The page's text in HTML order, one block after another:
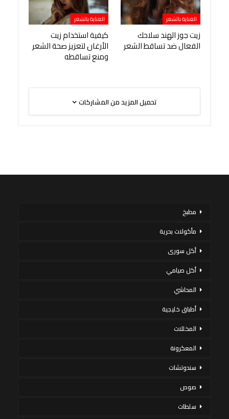
العناية بالشعر
زيت جوز الهند سلاحك
الفعال ضد تساقط الشعر
العناية بالشعر
كيفية استخدام زيت
الأرغان لتعزيز صحة الشعر
ومنع تساقطه
تحميل المزيد من المشاركات
مطبخ
مأكولات بحرية
أكل سورى
أكل صيامي
المحاشي
أطباق خليجية
المخللات
المعكرونة
سندوتشات
صوص
سلطات